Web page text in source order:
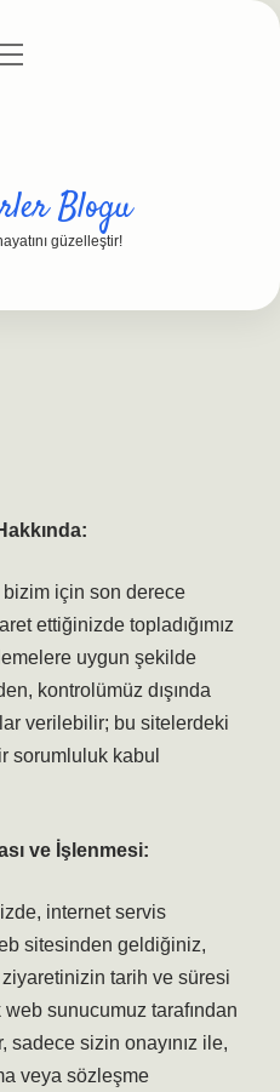
Blogu
güzelleştir!
için son derece
ettiğinizde topladığımız
uygun şekilde
kontrolümüz dışında
verilebilir; bu sitelerdeki
sorumluluk kabul
ve İşlenmesi:
internet servis
sitesinden geldiğiniz,
tarih ve süresi
sunucumuz tarafından
sizin onayınız ile,
veya sözleşme